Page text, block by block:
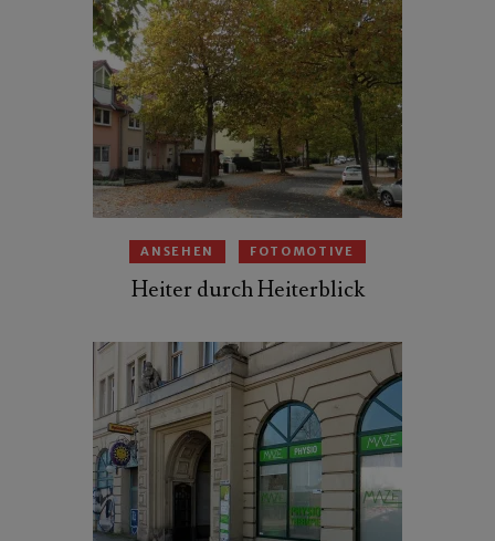
ANSEHEN FOTOMOTIVE
Heiter durch Heiterblick